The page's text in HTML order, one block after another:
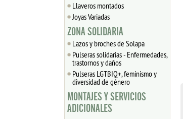
Llaveros montados
Joyas Variadas
ZONA SOLIDARIA
Lazos y broches de Solapa
Pulseras solidarias - Enfermedades,
trastornos y daños
Pulseras LGTBIQ+, feminismo y
diversidad de género
MONTAJES Y SERVICIOS
ADICIONALES